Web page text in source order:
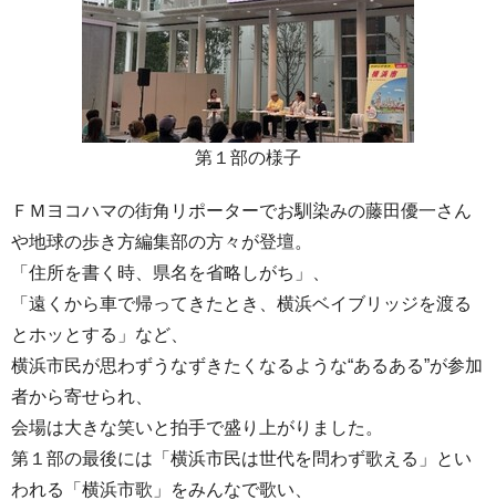
第１部の様子
ＦＭヨコハマの街角リポーターでお馴染みの藤田優一さん
や地球の歩き方編集部の方々が登壇。
「住所を書く時、県名を省略しがち」、
「遠くから車で帰ってきたとき、横浜ベイブリッジを渡る
とホッとする」など、
横浜市民が思わずうなずきたくなるような“あるある”が参加
者から寄せられ、
会場は大きな笑いと拍手で盛り上がりました。
第１部の最後には「横浜市民は世代を問わず歌える」とい
われる「横浜市歌」をみんなで歌い、